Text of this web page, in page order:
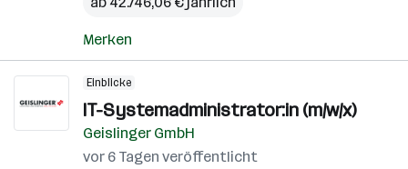
Merken
Einblicke
IT-Systemadministrator:in (m/w/x)
Geislinger GmbH
vor 6 Tagen veröffentlicht